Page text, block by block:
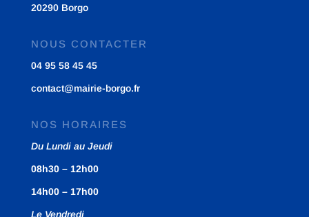
20290 Borgo
NOUS CONTACTER
04 95 58 45 45
contact@mairie-borgo.fr
NOS HORAIRES
Du Lundi au Jeudi
08h30 – 12h00
14h00 – 17h00
Le Vendredi